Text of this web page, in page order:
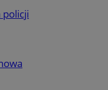
policji